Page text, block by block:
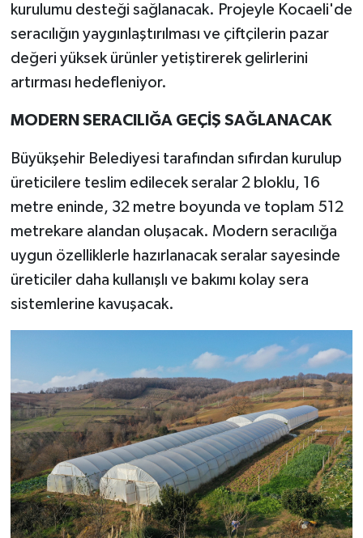
kurulumu desteği sağlanacak. Projeyle Kocaeli'de
seracılığın yaygınlaştırılması ve çiftçilerin pazar
değeri yüksek ürünler yetiştirerek gelirlerini
artırması hedefleniyor.
MODERN SERACILIĞA GEÇİŞ SAĞLANACAK
Büyükşehir Belediyesi tarafından sıfırdan kurulup
üreticilere teslim edilecek seralar 2 bloklu, 16
metre eninde, 32 metre boyunda ve toplam 512
metrekare alandan oluşacak. Modern seracılığa
uygun özelliklerle hazırlanacak seralar sayesinde
üreticiler daha kullanışlı ve bakımı kolay sera
sistemlerine kavuşacak.